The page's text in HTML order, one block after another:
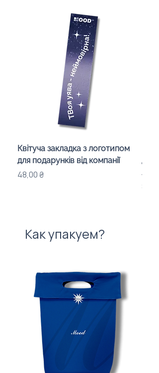
Квітуча закладка з логотипом
для подарунків від компанії
Цена
48,00 ₴
для
Цена
Как упакуем?